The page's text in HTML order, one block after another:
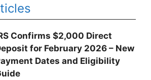
Confirms $2,000 Direct
for February 2026 – New
Dates and Eligibility